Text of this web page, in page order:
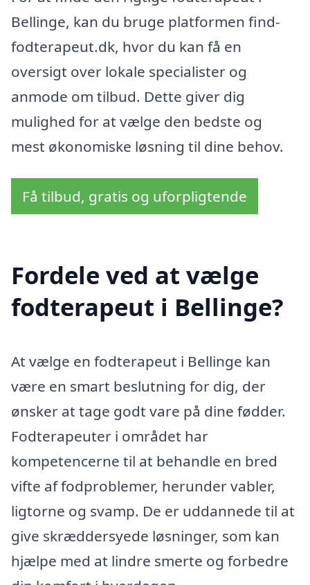
Bellinge, kan du bruge platformen find-
fodterapeut.dk, hvor du kan få en
oversigt over lokale specialister og
anmode om tilbud. Dette giver dig
mulighed for at vælge den bedste og
mest økonomiske løsning til dine behov.
Få tilbud, gratis og uforpligtende
Fordele ved at vælge
fodterapeut i Bellinge?
At vælge en fodterapeut i Bellinge kan
være en smart beslutning for dig, der
ønsker at tage godt vare på dine fødder.
Fodterapeuter i området har
kompetencerne til at behandle en bred
vifte af fodproblemer, herunder vabler,
ligtorne og svamp. De er uddannede til at
give skræddersyede løsninger, som kan
hjælpe med at lindre smerte og forbedre